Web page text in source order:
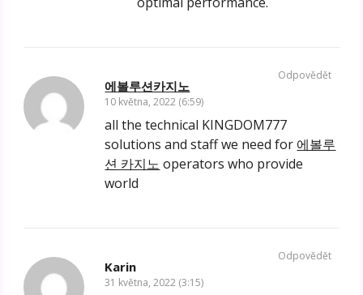
에볼루션카지노
10 května, 2022 (6:59)
all the technical KINGDOM777
solutions and staff we need for 에볼루
션 카지노 operators who provide
world
Odpovědět
Karin
31 května, 2022 (3:15)
Odpovědět